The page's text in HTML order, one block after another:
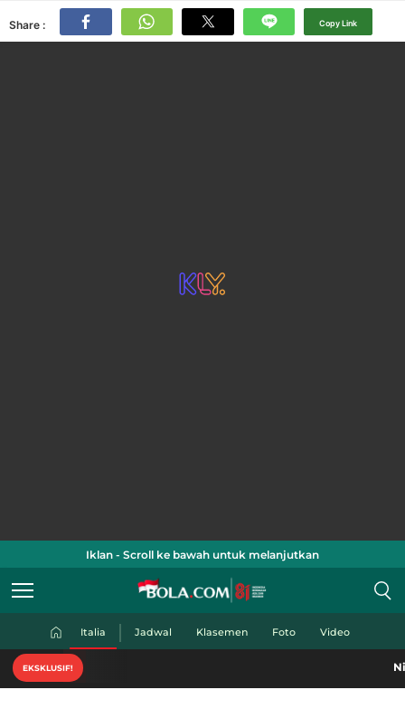
Share : Copy Link
Iklan - Scroll ke bawah untuk melanjutkan
Italia Jadwal Klasemen Foto Video
EKSKLUSIF! Nikmati